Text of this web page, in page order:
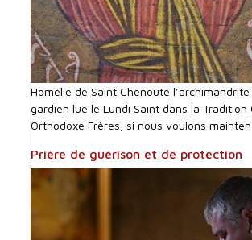
Homélie de Saint Chenouté l’archimandrite
gardien lue le Lundi Saint dans la Tradition
Orthodoxe Frères, si nous voulons
Prière de guérison et de protection